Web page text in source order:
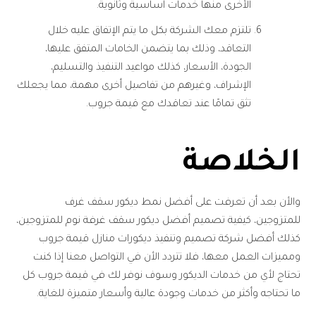
الأخرى منها خدمات أساسية وثانوية.
تلتزم معك الشركة بكل ما يتم الإتفاق عليه خلال
التعاقد، وذلك بما يتضمن الخامات المتفق عليها،
الجودة، الأسعار، كذلك مواعيد التنفيذ والتسليم،
الإشراف، وغيرهم من تفاصيل أخرى مهمة، مما يجعلك
تثق تمامًا عند تعاقدك مع قيمة جروب.
الخلاصة
والأن بعد أن تعرفت على أفضل نمط ديكور سقف غرف
للمتزوجين، كيفية تصميم أفضل ديكور سقف غرفة نوم للمتزوجين،
كذلك أفضل شركة تصميم وتنفيذ ديكورات منازل قيمة جروب
ومميزات العمل معها، فلا تتردد الأن في التواصل معنا إذا كنت
تحتاج لأي من خدمات الديكور وسوف نوفر لك في قيمة جروب كل
ما تحتاجه وأكثر من خدمات وجودة عالية وأسعار متميزة للغاية.